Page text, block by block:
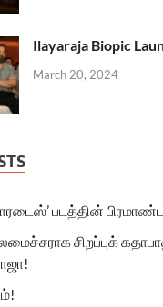
Ilayaraja Biopic
March 20, 2024
படத்தின்
சிறப்புக்